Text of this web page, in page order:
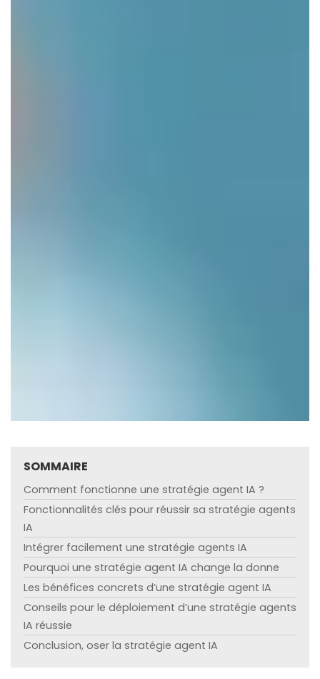
SOMMAIRE
Comment fonctionne une stratégie agent IA ?
Fonctionnalités clés pour réussir sa stratégie agents
IA
Intégrer facilement une stratégie agents IA
Pourquoi une stratégie agent IA change la donne
Les bénéfices concrets d’une stratégie agent IA
Conseils pour le déploiement d’une stratégie agents
IA réussie
Conclusion, oser la stratégie agent IA